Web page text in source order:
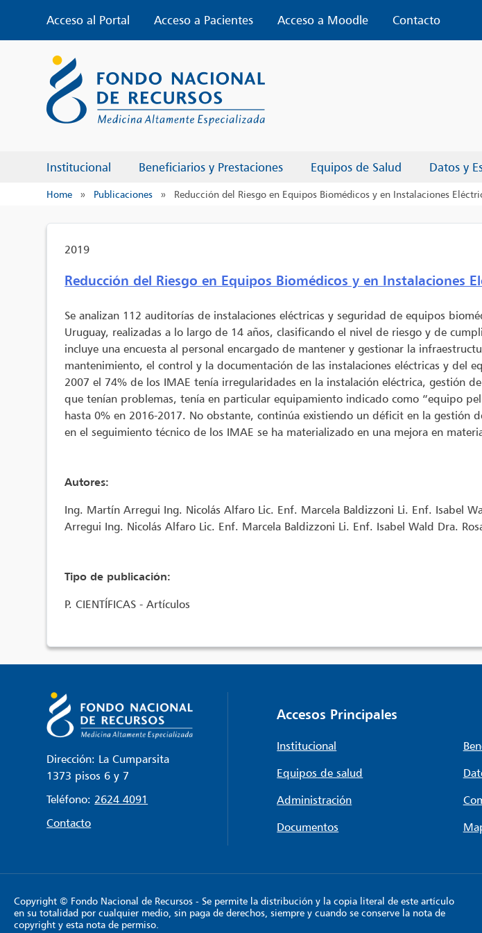
content
Acceso al Portal Acceso a Pacientes Acceso a Moodle
Contacto
Institucional Beneficiarios y Prestaciones Equipos de Salud Datos y
Home » Publicaciones » Reducción del Riesgo en Equipos Biomédicos y en Instalaciones
2019
Reducción del Riesgo en Equipos Biomédicos y en Instalaciones
Se analizan 112 auditorías de instalaciones eléctricas y seguridad de equipos
Uruguay, realizadas a lo largo de 14 años, clasificando el nivel de riesgo y de
incluye una encuesta al personal encargado de mantener y gestionar la
mantenimiento, el control y la documentación de las instalaciones eléctricas y del
2007 el 74% de los IMAE tenía irregularidades en la instalación eléctrica, gestión
que tenían problemas, tenía en particular equipamiento indicado como “equipo
hasta 0% en 2016-2017. No obstante, continúa existiendo un déficit en la
en el seguimiento técnico de los IMAE se ha materializado en una mejora en
Autores:
Ing. Martín Arregui Ing. Nicolás Alfaro Lic. Enf. Marcela Baldizzoni Li. Enf. Isabel
Arregui Ing. Nicolás Alfaro Lic. Enf. Marcela Baldizzoni Li. Enf. Isabel Wald Dra.
Tipo de publicación:
P. CIENTÍFICAS - Artículos
Dirección: La Cumparsita
1373 pisos 6 y 7
Teléfono: 2624 4091
Contacto
Accesos Principales
Institucional
Equipos de salud
Administración
Documentos
Copyright © Fondo Nacional de Recursos - Se permite la distribución y la copia literal de este artículo
en su totalidad por cualquier medio, sin paga de derechos, siempre y cuando se conserve la nota de
copyright y esta nota de permiso.